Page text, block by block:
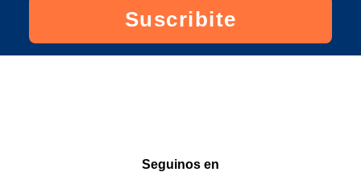
Suscribite
Seguinos en